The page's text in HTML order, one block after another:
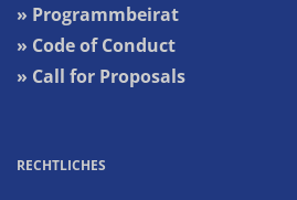
» Programmbeirat
» Code of Conduct
» Call for Proposals
RECHTLICHES